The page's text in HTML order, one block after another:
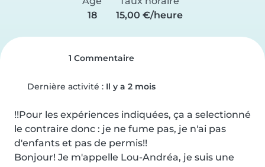
18
15,00 €/heure
1 Commentaire
Dernière activité : Il y a 2 mois
!!️Pour les expériences indiquées, ça a selectionné
le contraire donc : je ne fume pas, je n'ai pas
d'enfants et pas de permis!!️
Bonjour! Je m'appelle Lou-Andréa, je suis une